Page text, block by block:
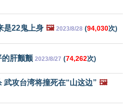
是22鬼上身 🖼️ 2023/8/28 (94,030次)
的肝颤颤 2023/8/27 (74,262次)
武攻台湾将撞死在“山这边” 🖼️